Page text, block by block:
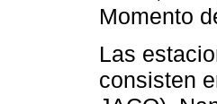
Momento
Las
consisten